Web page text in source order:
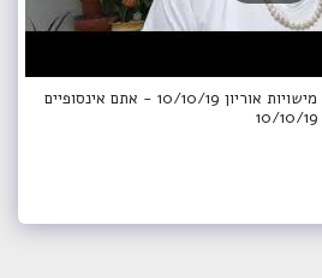
אתם אינסופיים תקשור עם תום מישויות אוריון 10/10/19 - אתם אינסופיים